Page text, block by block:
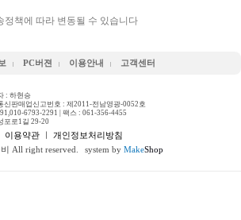
정책에 따라 변동될 수 있습니다
PC버젼 이용안내 고객센터
: 하현승
신판매업신고번호 : 제2011-전남영광-0052호
6793-2291 | 팩스 : 061-356-4455
포로1길 29-20
이용약관ㅣ 개인정보처리방침
All right reserved.
system by MakeShop